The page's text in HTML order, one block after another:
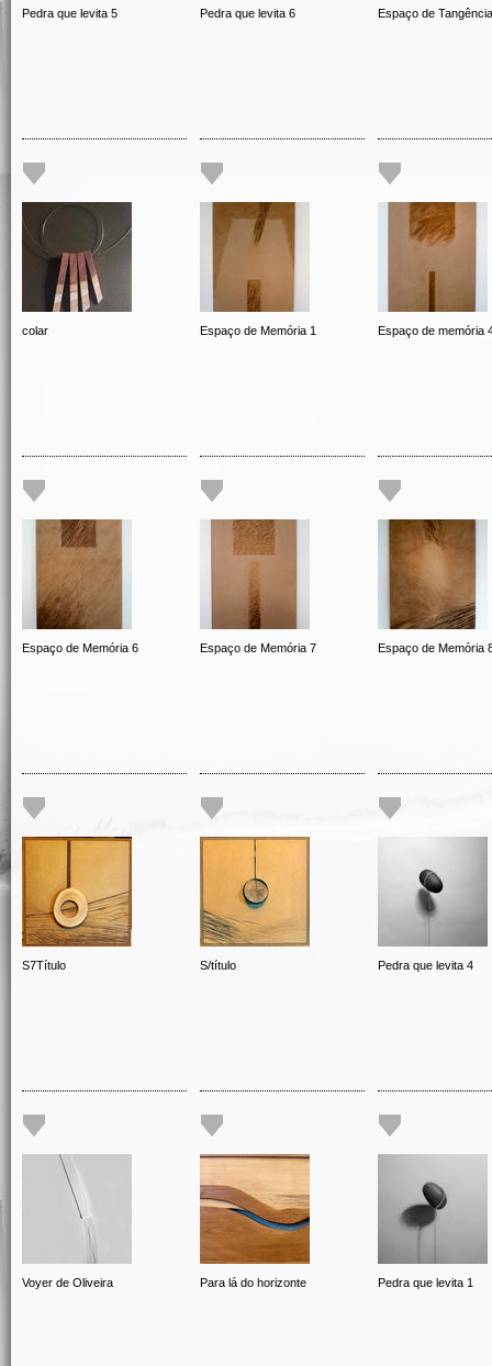
Pedra que levita 5 Pedra que levita 6 Espaço de Tangência
colar Espaço de Memória 1 Espaço de memória
Espaço de Memória 6 Espaço de Memória 7 Espaço de Memória
S7Título S/título Pedra que levita 4
Voyer de Oliveira Para lá do horizonte Pedra que levita 1